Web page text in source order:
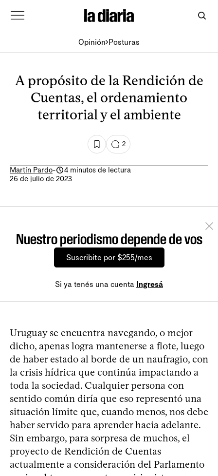
Opinión Posturas
A propósito de la Rendición de
Cuentas, el ordenamiento
territorial y el ambiente
2
Martín Pardo-
4 minutos de lectura
26 de julio de 2023
Nuestro periodismo depende de vos
Suscribite por $255/mes
Si ya tenés una cuenta Ingresá
Uruguay se encuentra navegando, o mejor
dicho, apenas logra mantenerse a flote, luego
de haber estado al borde de un naufragio, con
la crisis hídrica que continúa impactando a
toda la sociedad. Cualquier persona con
sentido común diría que eso representó una
situación límite que, cuando menos, nos debe
haber servido para aprender hacia adelante.
Sin embargo, para sorpresa de muchos, el
proyecto de Rendición de Cuentas
actualmente a consideración del Parlamento